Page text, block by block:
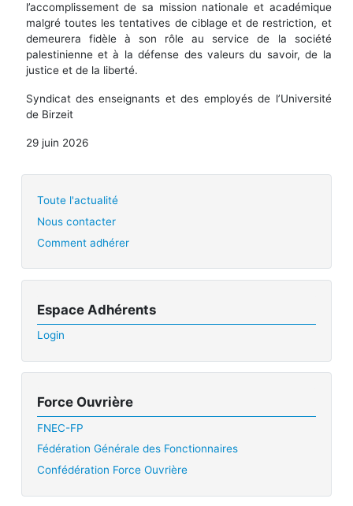
l’accomplissement de sa mission nationale et académique
malgré toutes les tentatives de ciblage et de restriction, et
demeurera fidèle à son rôle au service de la société
palestinienne et à la défense des valeurs du savoir, de la
justice et de la liberté.
Syndicat des enseignants et des employés de l’Université
de Birzeit
29 juin 2026
Toute l'actualité
Nous contacter
Comment adhérer
Espace Adhérents
Login
Force Ouvrière
FNEC-FP
Fédération Générale des Fonctionnaires
Confédération Force Ouvrière